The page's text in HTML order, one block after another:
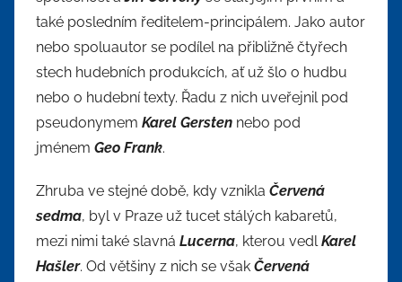
také posledním ředitelem-principálem. Jako autor
nebo spoluautor se podílel na přibližně čtyřech
stech hudebních produkcích, ať už šlo o hudbu
nebo o hudební texty. Řadu z nich uveřejnil pod
pseudonymem Karel Gersten nebo pod
jménem Geo Frank.
Zhruba ve stejné době, kdy vznikla Červená
sedma, byl v Praze už tucet stálých kabaretů,
mezi nimi také slavná Lucerna, kterou vedlKarel
Hašler. Od většiny z nich se však Červená